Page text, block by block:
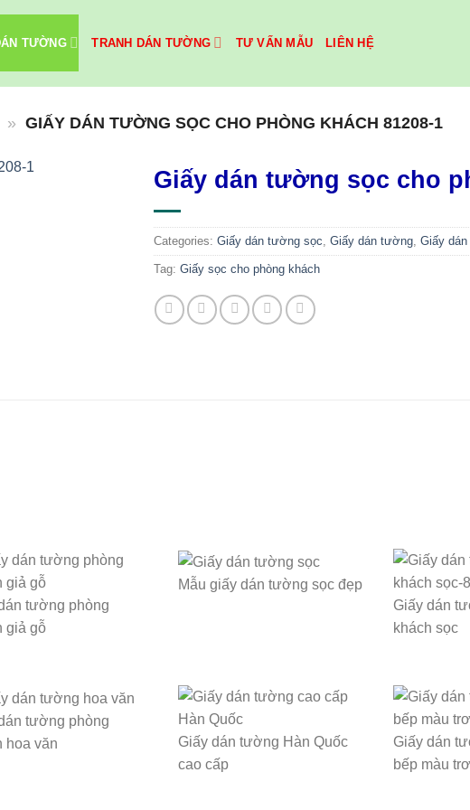
TƯỜNG TRANH DÁN TƯỜNG TƯ VẤN MẪU LIÊN HỆ
» GIẤY DÁN TƯỜNG SỌC CHO PHÒNG KHÁCH 81208-1
Giấy dán tường sọc cho
Categories: Giấy dán tường sọc, Giấy dán tường, Giấy
Tag: Giấy sọc cho phòng khách
tường phòng
giả gỗ
Mẫu giấy dán tường sọc đẹp
Giấy dán
khách sọc
tường phòng
hoa văn
Giấy dán tường Hàn Quốc
cao cấp
Giấy dán
bếp màu